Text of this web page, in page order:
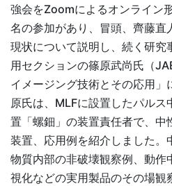
強会をZoomによるオンライン
名の参加があり、冒頭、齊藤直
現状について説明し、続く研究
用セクションの篠原武尚氏（
イメージング技術とその応用」
原氏は、MLFに設置したパルス
置「螺鈿」の装置責任者で、中
装置、応用例を紹介しました。
物質内部の非破壊観察例、動作
視化などの実用製品のその場観